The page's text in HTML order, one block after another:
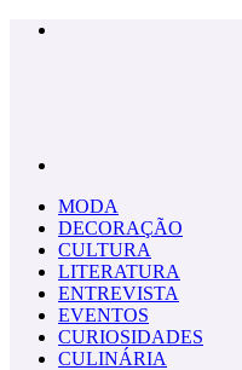
MODA
DECORAÇÃO
CULTURA
LITERATURA
ENTREVISTA
EVENTOS
CURIOSIDADES
CULINÁRIA